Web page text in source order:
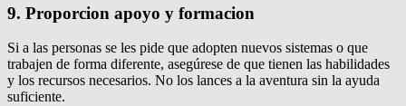
9. Proporcion apoyo y formacion
Si a las personas se les pide que adopten nuevos sistemas o que
trabajen de forma diferente, asegúrese de que tienen las habilidades
y los recursos necesarios. No los lances a la aventura sin la ayuda
suficiente.